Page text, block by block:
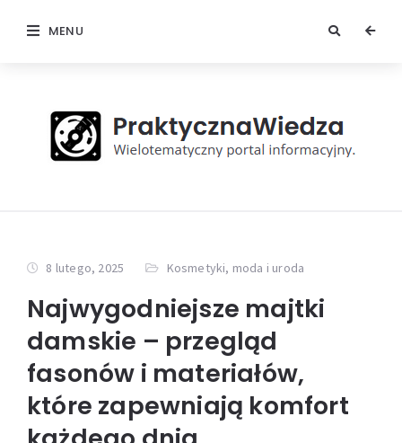
MENU
8 lutego, 2025 Kosmetyki, moda i uroda
Najwygodniejsze majtki
damskie – przegląd
fasonów i materiałów,
które zapewniają komfort